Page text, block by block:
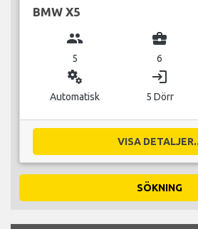
BMW X5
group
5
business_center
6
miscellaneous_services
Automatisk
login
5 Dörr
VISA
SÖKNING